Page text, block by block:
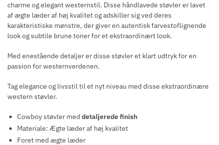
charme og elegant westernstil. Disse håndlavede støvler er lavet
af ægte læder af høj kvalitet og adskiller sig ved deres
karakteristiske mønstre, der giver en autentisk farvestoflignende
look og subtile brune toner for et ekstraordinært look.
Med enestående detaljer er disse støvler et klart udtryk for en
passion for westernverdenen.
Tag elegance og livsstil til et nyt niveau med disse ekstraordinære
western støvler.
Cowboy støvler med detaljerede finish
Materiale: Ægte læder af høj kvalitet
Foret med ægte læder